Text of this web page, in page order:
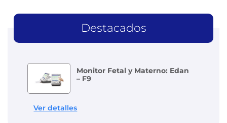
Destacados
Monitor Fetal y Materno: Edan
– F9
Ver detalles